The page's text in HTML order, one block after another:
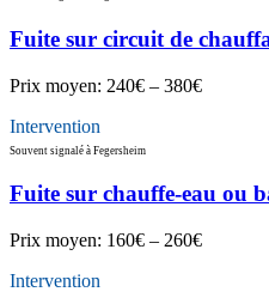
Fuite sur circuit de
Prix moyen: 240€ – 380€
Intervention
Souvent signalé à Fegersheim
Fuite sur chauffe-eau ou
Prix moyen: 160€ – 260€
Intervention